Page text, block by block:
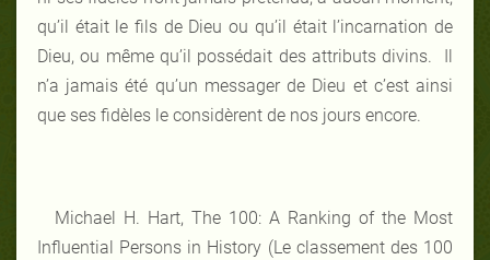
qu’il était le fils de Dieu ou qu’il était l’incarnation de
Dieu, ou même qu’il possédait des attributs divins. Il
n’a jamais été qu’un messager de Dieu et c’est ainsi
que ses fidèles le considèrent de nos jours encore.
Michael H. Hart, The 100: A Ranking of the Most
Influential Persons in History (Le classement des 100